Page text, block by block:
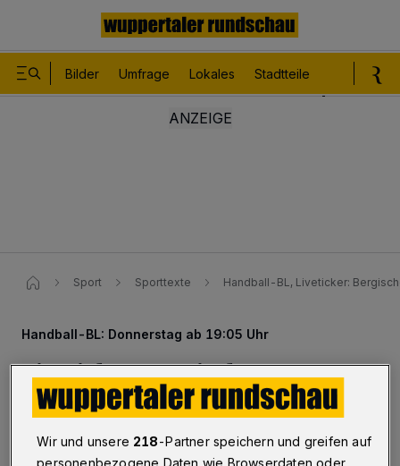
Bilder Umfrage Lokales Stadtteile
Sport Sporttexte Handball-BL, Liveticker:
Handball-BL: Donnerstag ab 19:05 Uhr
Liveticker: Bergischer HC – SC
Magdeburg
Wuppertal / Düsseldorf·Der Handball-Bundesligist
Wir und unsere 218-Partner speichern und greifen auf
personenbezogene Daten wie Browserdaten oder